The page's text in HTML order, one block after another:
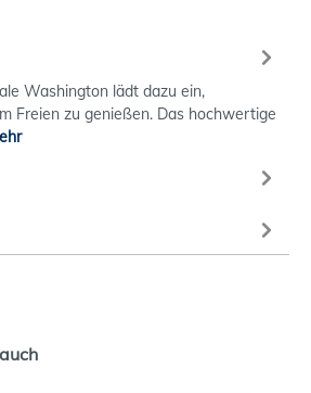
Washington lädt dazu ein,
Freien zu genießen. Das hochwertige